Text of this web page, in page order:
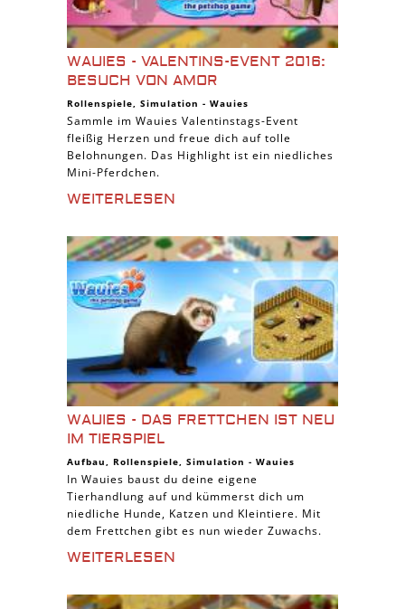
WAUIES - VALENTINS-EVENT 2016:
BESUCH VON AMOR
Rollenspiele, Simulation - Wauies
Sammle im Wauies Valentinstags-Event
fleißig Herzen und freue dich auf tolle
Belohnungen. Das Highlight ist ein niedliches
Mini-Pferdchen.
WEITERLESEN
WAUIES - DAS FRETTCHEN IST NEU
IM TIERSPIEL
Aufbau, Rollenspiele, Simulation - Wauies
In Wauies baust du deine eigene
Tierhandlung auf und kümmerst dich um
niedliche Hunde, Katzen und Kleintiere. Mit
dem Frettchen gibt es nun wieder Zuwachs.
WEITERLESEN